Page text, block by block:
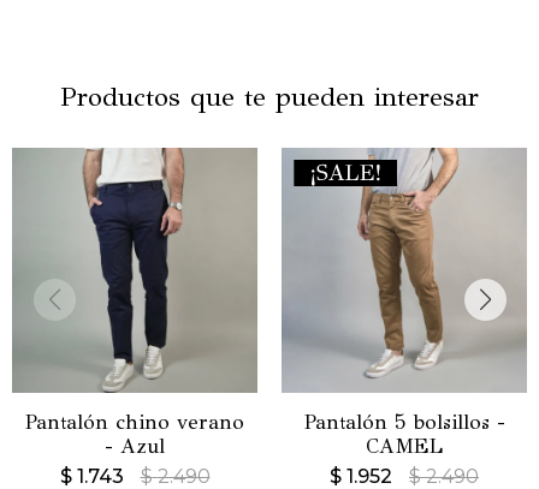
Productos que te pueden interesar
Pantalón chino verano
- Azul
$ 1.743 $ 2.490
Pantalón 5 bolsillos -
CAMEL
$ 1.952 $ 2.490